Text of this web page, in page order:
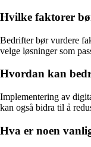
Hvilke faktorer
Bedrifter bør vurdere
velge løsninger som
Hvordan kan
Implementering av
kan også bidra til å
Hva er noen